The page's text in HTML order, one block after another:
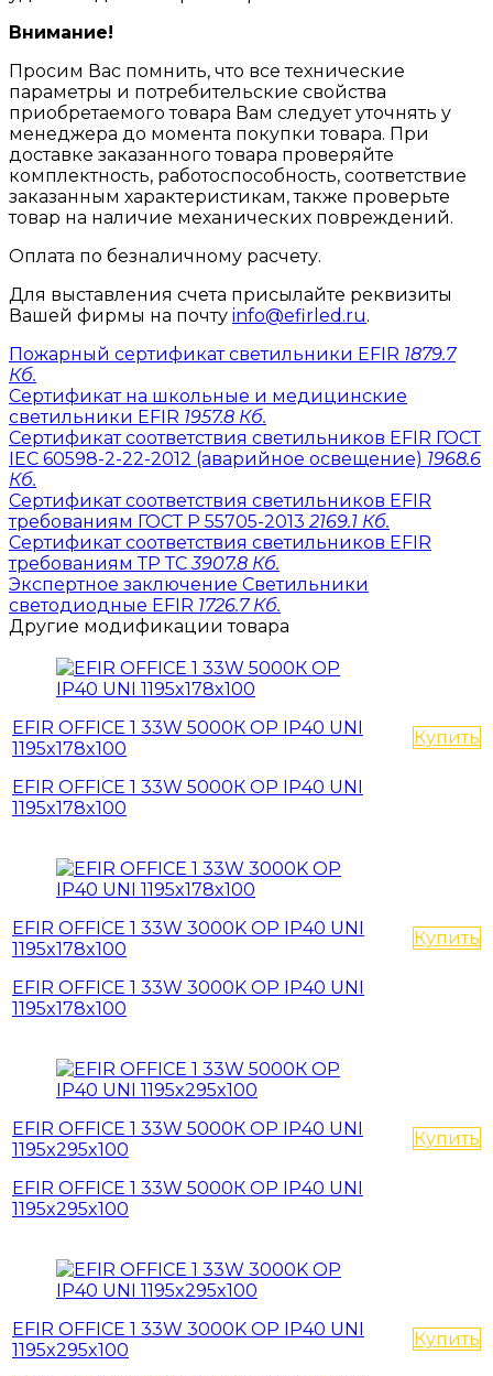
Внимание!
Просим Вас помнить, что все технические
параметры и потребительские свойства
приобретаемого товара Вам следует уточнять у
менеджера до момента покупки товара. При
доставке заказанного товара проверяйте
комплектность, работоспособность, соответствие
заказанным характеристикам, также проверьте
товар на наличие механических повреждений.
Оплата по безналичному расчету.
Для выставления счета присылайте реквизиты
Вашей фирмы на почту info@efirled.ru.
Пожарный сертификат светильники EFIR 1879.7
Кб.
Сертификат на школьные и медицинские
светильники EFIR 1957.8 Кб.
Сертификат соответствия светильников EFIR ГОСТ
IEC 60598-2-22-2012 (аварийное освещение) 1968.6
Кб.
Сертификат соответствия светильников EFIR
требованиям ГОСТ Р 55705-2013 2169.1 Кб.
Сертификат соответствия светильников EFIR
требованиям ТР ТС 3907.8 Кб.
Экспертное заключение Светильники
светодиодные EFIR 1726.7 Кб.
Другие модификации товара
EFIR OFFICE 1 33W 5000К OP IP40 UNI
1195x178x100
EFIR OFFICE 1 33W 5000К OP IP40 UNI
1195x178x100
Купить
EFIR OFFICE 1 33W 3000K OP IP40 UNI
1195x178x100
EFIR OFFICE 1 33W 3000K OP IP40 UNI
1195x178x100
Купить
EFIR OFFICE 1 33W 5000К OP IP40 UNI
1195x295x100
EFIR OFFICE 1 33W 5000К OP IP40 UNI
1195x295x100
Купить
EFIR OFFICE 1 33W 3000K OP IP40 UNI
1195x295x100
Купить